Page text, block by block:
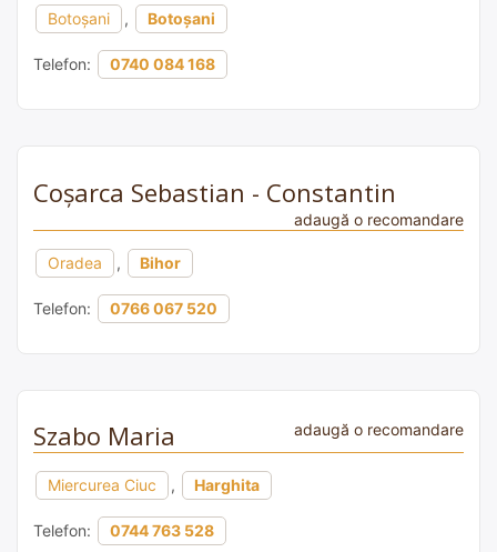
Botoșani , Botoșani
Telefon: 0740 084 168
Coșarca Sebastian - Constantin
adaugă o recomandare
Oradea , Bihor
Telefon: 0766 067 520
Szabo Maria adaugă o recomandare
Miercurea Ciuc , Harghita
Telefon: 0744 763 528